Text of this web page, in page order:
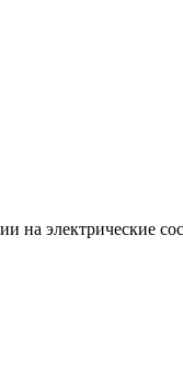
на электрические